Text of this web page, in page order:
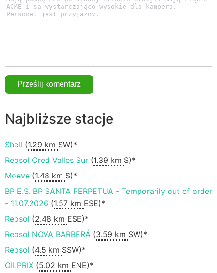
Najbliższe stacje
Shell (1.29 km SW)*
Repsol Cred Valles Sur (1.39 km S)*
Moeve (1.48 km S)*
BP E.S. BP SANTA PERPETUA - Temporarily out of order
- 11.07.2026 (1.57 km ESE)*
Repsol (2.48 km ESE)*
Repsol NOVA BARBERÁ (3.59 km SW)*
Repsol (4.5 km SSW)*
OILPRIX (5.02 km ENE)*